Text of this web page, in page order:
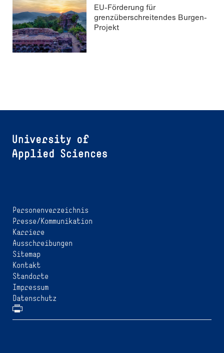
EU-Förderung für
grenzüberschreitendes Burgen-
Projekt
Personenverzeichnis
Presse/Kommunikation
Karriere
Ausschreibungen
Sitemap
Kontakt
Standorte
Impressum
Datenschutz